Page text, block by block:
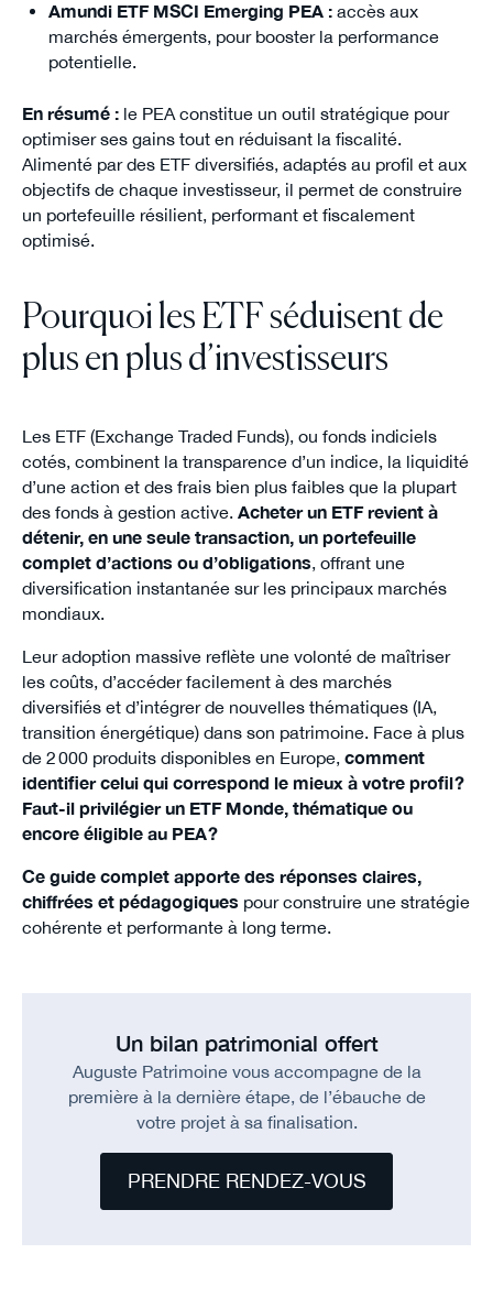
Amundi ETF MSCI Emerging PEA :accès aux
marchés émergents, pour booster la performance
potentielle.
En résumé :le PEA constitue un outil stratégique pour
optimiser ses gains tout en réduisant la fiscalité.
Alimenté par des ETF diversifiés, adaptés au profil et aux
objectifs de chaque investisseur, il permet de construire
un portefeuille résilient, performant et fiscalement
optimisé.
Pourquoi les ETF séduisent de
plus en plus d’investisseurs
Les ETF (Exchange Traded Funds), ou fonds indiciels
cotés, combinent la transparence d’un indice, la liquidité
d’une action et des frais bien plus faibles que la plupart
des fonds à gestion active. Acheter un ETF revient à
détenir, en une seule transaction, un portefeuille
complet d’actions ou d’obligations, offrant une
diversification instantanée sur les principaux marchés
mondiaux.
Leur adoption massive reflète une volonté de maîtriser
les coûts, d’accéder facilement à des marchés
diversifiés et d’intégrer de nouvelles thématiques (IA,
transition énergétique) dans son patrimoine. Face à plus
de 2 000 produits disponibles en Europe, comment
identifier celui qui correspond le mieux à votre profil ?
Faut-il privilégier un ETF Monde, thématique ou
encore éligible au PEA ?
Ce guide complet apporte des réponses claires,
chiffrées et pédagogiques pour construire une stratégie
cohérente et performante à long terme.
Un bilan patrimonial offert
Auguste Patrimoine vous accompagne de la
première à la dernière étape, de l’ébauche de
votre projet à sa finalisation.
PRENDRE RENDEZ-VOUS